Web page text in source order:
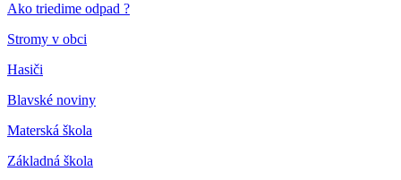
Ako triedime odpad ?
Stromy v obci
Hasiči
Blavské noviny
Materská škola
Základná škola